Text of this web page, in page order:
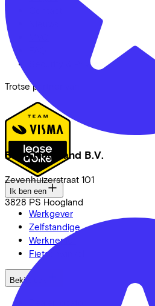
Blom Hoogland B.V.
Zevenhuizerstraat 101
3828 PS Hoogland
Security & Privacy
Trotse partner van
Ik ben een
Werkgever
Zelfstandige
Werknemer
Fietsenwinkel
Bekijk ook